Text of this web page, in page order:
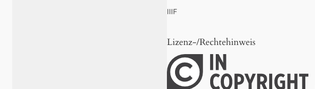
IIIF
Lizenz-/Rechtehinweis